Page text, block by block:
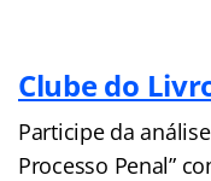
Clube do
Participe da
Processo Penal”